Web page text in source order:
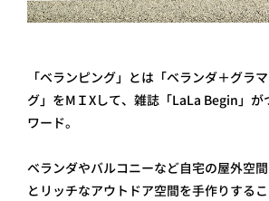
「ベランピング」とは「ベランダ＋グラ
グ」をMＩXして、雑誌「LaLa Begin」が
ワード。
ベランダやバルコニーなど自宅の屋外空
とリッチなアウトドア空間を手作りするこ